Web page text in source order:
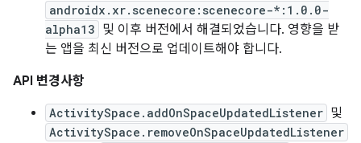
androidx.xr.scenecore:scenecore-*:1.0.0-
alpha13 및 이후 버전에서 해결되었습니다. 영향을 받
는 앱을 최신 버전으로 업데이트해야 합니다.
API 변경사항
ActivitySpace.addOnSpaceUpdatedListener 및
ActivitySpace.removeOnSpaceUpdatedListener